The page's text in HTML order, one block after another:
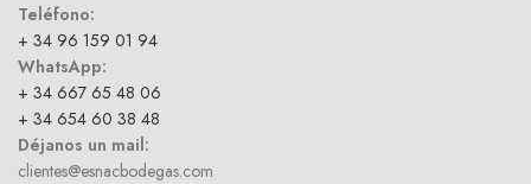
Teléfono:
+ 34 96 159 01 94
WhatsApp:
+ 34 667 65 48 06
+ 34 654 60 38 48
Déjanos un mail:
clientes@esnacbodegas.com